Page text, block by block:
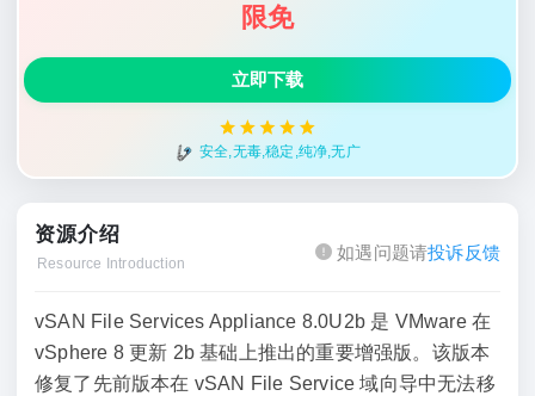
限免
立即下载
安全,无毒,稳定,纯净,无广
资源介绍
Resource Introduction
如遇问题请投诉反馈
vSAN File Services Appliance 8.0U2b 是 VMware 在
vSphere 8 更新 2b 基础上推出的重要增强版。该版本
修复了先前版本在 vSAN File Service 域向导中无法移